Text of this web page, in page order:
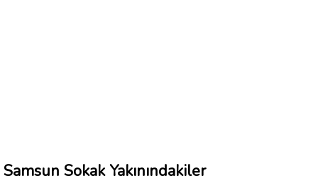
Samsun Sokak Yakınındakiler